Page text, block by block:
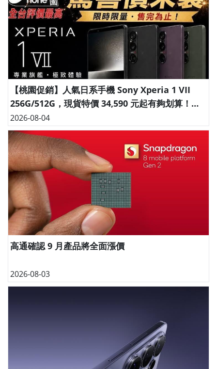
【桃園促銷】人氣日系手機 Sony Xperia 1 VII
256G/512G，現貨特價 34,590 元起有夠划算！
(8/4~8/10)
2026-08-04
高通確認 9 月產品將全面漲價
2026-08-03